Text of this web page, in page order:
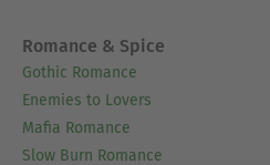
Romance & Spice
Gothic Romance
Enemies to Lovers
Mafia Romance
Slow Burn Romance